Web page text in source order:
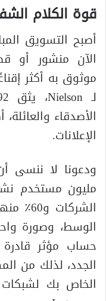
قوة الكلام
أصبح التسويق
موثوق به أكثر
الأصدقاء
الإعلانات.
الوسط، وصورة
حساب مؤثر
الجدد، لذلك من
الخاص بك